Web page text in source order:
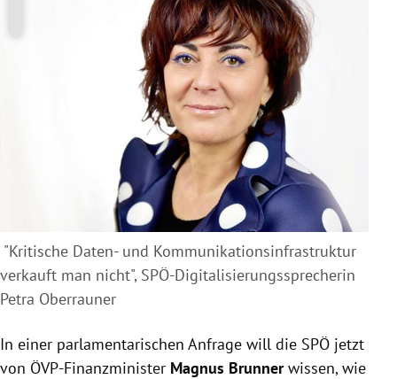
"Kritische Daten- und Kommunikationsinfrastruktur
verkauft man nicht", SPÖ-Digitalisierungssprecherin
Petra Oberrauner
In einer parlamentarischen Anfrage will die SPÖ jetzt
von ÖVP-Finanzminister Magnus Brunnerwissen, wie